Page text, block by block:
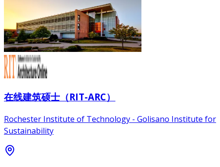
在线建筑硕士（RIT-ARC）
Rochester Institute of Technology - Golisano Institute for
Sustainability